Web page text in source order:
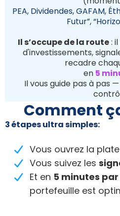
PEA, Dividendes, GAFAM,
Futur”,
Il s’occupe de la route: il
d'investissements,
recadre
en 5
Il vous guide pas à pas
Comment
3 étapes ultra simples:
Vous ouvrez la
Vous suivez les
Et en 5 minutes
portefeuille est